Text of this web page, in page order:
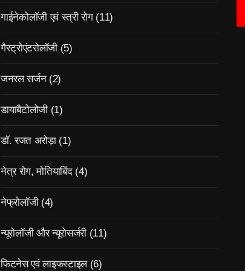
गाईनेकोलॉजी एवं स्त्री रोग(11)
गैस्ट्रोएंटरोलॉजी(5)
जनरल सर्जन(2)
डायाबैटोलोजी(1)
डॉ. रजत अरोड़ा(1)
नेत्र रोग, मोतियाबिंद(4)
नेफ्रोलॉजी(4)
न्यूरोलॉजी और न्यूरोसर्जरी(11)
फिटनेस एवं लाइफस्टाइल(6)